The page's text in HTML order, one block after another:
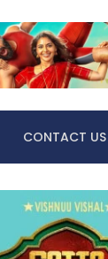
CONTACT US